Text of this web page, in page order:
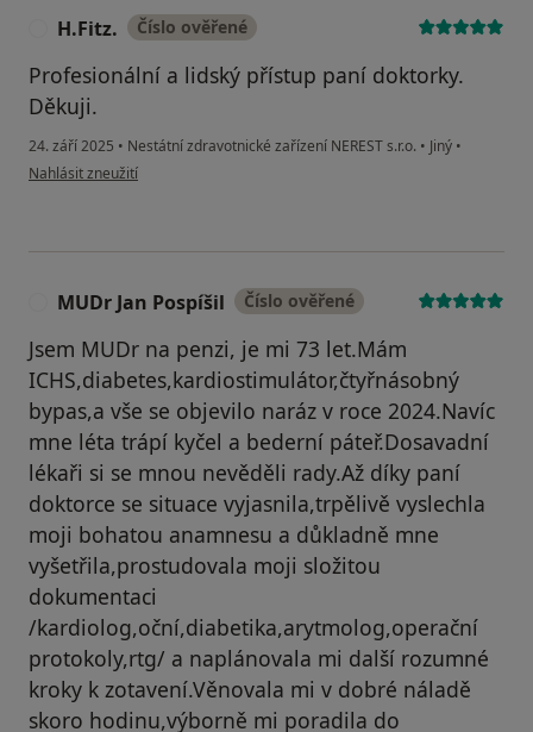
H.Fitz. Číslo ověřené
Profesionální a lidský přístup paní doktorky.
Děkuji.
24. září 2025 • Nestátní zdravotnické zařízení NEREST s.r.o. • Jiný •
podle názoru uživatele H.Fitz.
Nahlásit zneužití
MUDr Jan Pospíšil Číslo ověřené
Jsem MUDr na penzi, je mi 73 let.Mám
ICHS,diabetes,kardiostimulátor,čtyřnásobný
bypas,a vše se objevilo naráz v roce 2024.Navíc
mne léta trápí kyčel a bederní páteř.Dosavadní
lékaři si se mnou nevěděli rady.Až díky paní
doktorce se situace vyjasnila,trpělivě vyslechla
moji bohatou anamnesu a důkladně mne
vyšetřila,prostudovala moji složitou
dokumentaci
/kardiolog,oční,diabetika,arytmolog,operační
protokoly,rtg/ a naplánovala mi další rozumné
kroky k zotavení.Věnovala mi v dobré náladě
skoro hodinu,výborně mi poradila do